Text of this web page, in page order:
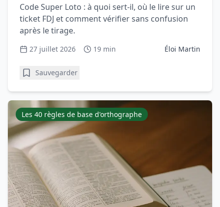
Code Super Loto : à quoi sert-il, où le lire sur un
ticket FDJ et comment vérifier sans confusion
après le tirage.
27 juillet 2026 19 min Éloi Martin
Sauvegarder
Les 40 règles de base d'orthographe